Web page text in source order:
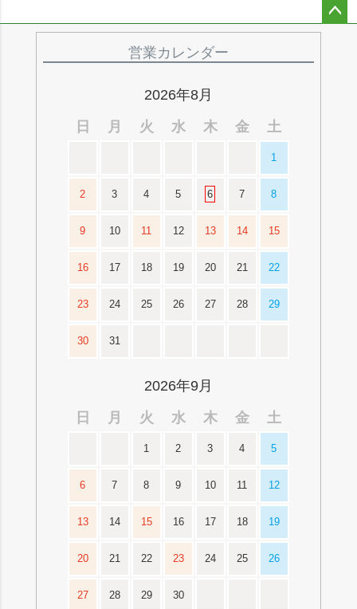
営業カレンダー
2026年8月
日
月 火 水 木 金 土
1
2 3 4 5 6 7 8
9 10 11 12 13 14 15
16 17 18 19 20 21 22
23 24 25 26 27 28 29
30 31
2026年9月
日
月 火 水 木 金 土
1 2 3 4 5
6 7 8 9 10 11 12
13 14 15 16 17 18 19
20 21 22 23 24 25 26
27 28 29 30